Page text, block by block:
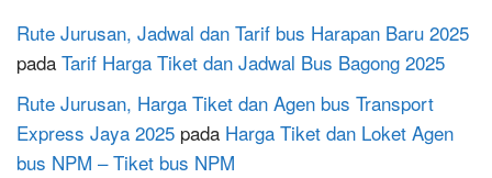
Rute Jurusan, Jadwal dan Tarif bus Harapan Baru 2025
pada Tarif Harga Tiket dan Jadwal Bus Bagong 2025
Rute Jurusan, Harga Tiket dan Agen bus Transport
Express Jaya 2025 pada Harga Tiket dan Loket Agen
bus NPM – Tiket bus NPM